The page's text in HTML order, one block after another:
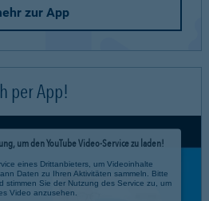
zur App
per App!
um den YouTube Video-Service zu laden!
eines Drittanbieters, um Videoinhalte
Daten zu Ihren Aktivitäten sammeln. Bitte
stimmen Sie der Nutzung des Service zu, um
Video anzusehen.